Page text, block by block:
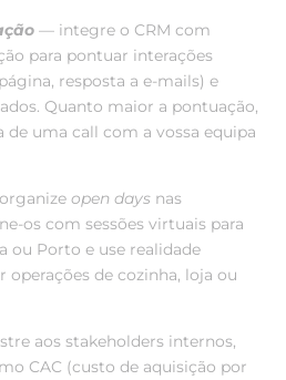
— integre o CRM com
para pontuar interações
resposta a e-mails) e
Quanto maior a pontuação,
uma call com a vossa equipa
open days nas
os com sessões virtuais para
ou Porto e use realidade
operações de cozinha, loja ou
aos stakeholders internos,
CAC (custo de aquisição por